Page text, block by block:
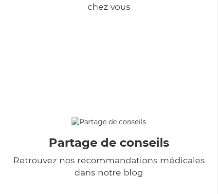
chez vous
Partage de conseils
Retrouvez nos recommandations médicales
dans notre blog